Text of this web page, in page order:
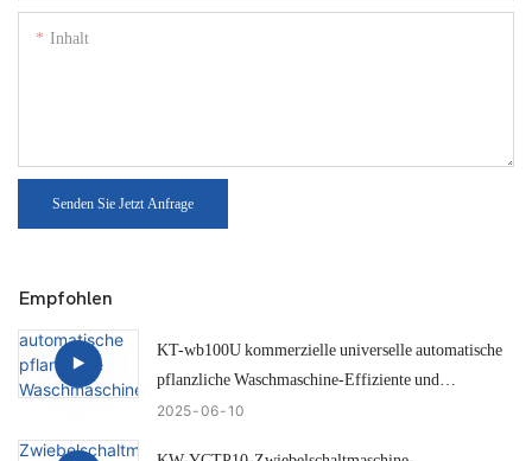
Inhalt
Senden Sie Jetzt Anfrage
Empfohlen
KT-wb100U kommerzielle universelle automatische
pflanzliche Waschmaschine-Effiziente und
intelligente Zwiebelreinigungslösung
2025 06 10